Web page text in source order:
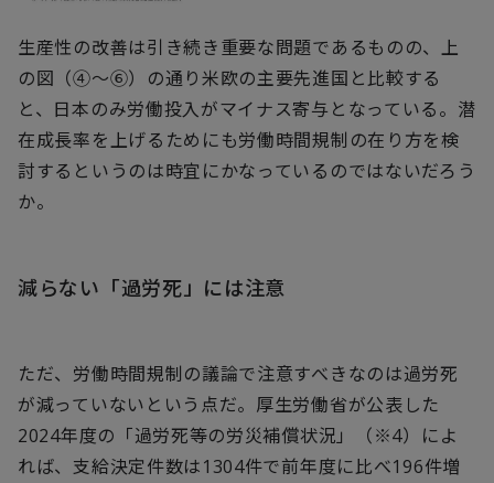
生産性の改善は引き続き重要な問題であるものの、上
の図（④～⑥）の通り米欧の主要先進国と比較する
と、日本のみ労働投入がマイナス寄与となっている。潜
在成長率を上げるためにも労働時間規制の在り方を検
討するというのは時宜にかなっているのではないだろう
か。
減らない「過労死」には注意
ただ、労働時間規制の議論で注意すべきなのは過労死
が減っていないという点だ。厚生労働省が公表した
2024年度の「過労死等の労災補償状況」（※4）によ
れば、支給決定件数は1304件で前年度に比べ196件増